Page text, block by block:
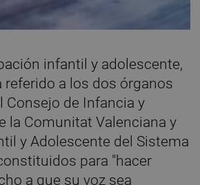
infantil y adolescente,
referido a los dos órganos
Consejo de Infancia y
la Comunitat Valenciana y
y Adolescente del Sistema
para "hacer
a que su voz sea